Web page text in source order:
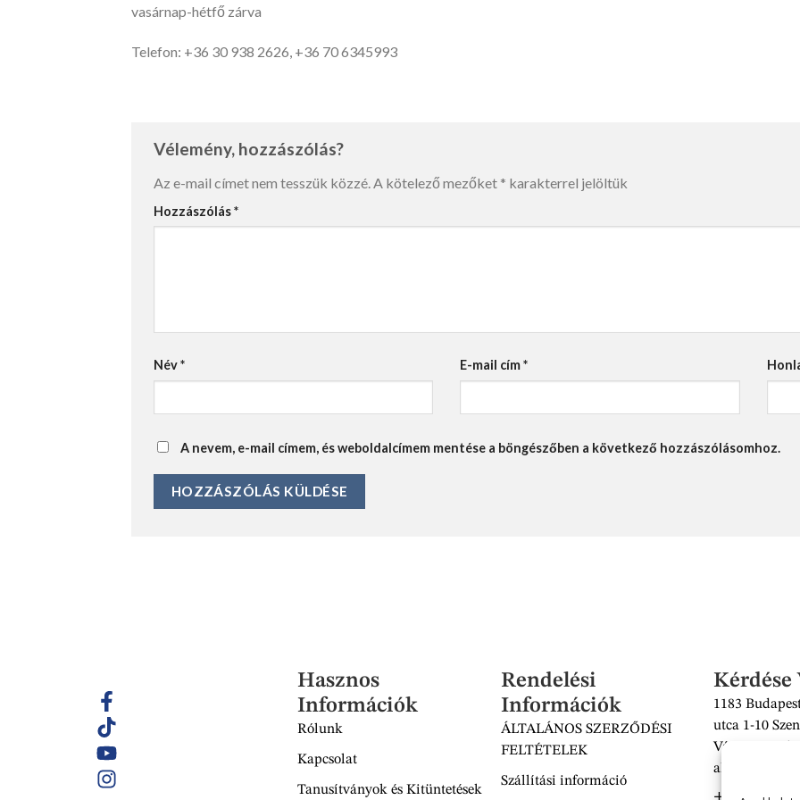
vasárnap-hétfő zárva
Telefon: +36 30 938 2626, +36 70 6345993
Vélemény, hozzászólás?
Az e-mail címet nem tesszük közzé. A kötelező mezőket * karakterrel jelöltük
Hozzászólás*
Név* E-mail cím*
A nevem, e-mail címem, és weboldalcímem mentése a böngészőben a következő hozzászólásomhoz.
Hasznos
Információk
Rólunk
Kapcsolat
Tanusítványok és Kitüntetések
Rendelési
Információk
ÁLTALÁNOS SZERZŐDÉSI
FELTÉTELEK
Szállítási információ
Kérdése
1183
utca 1-10
Vásárcsarnok
alatt
+36 30 938